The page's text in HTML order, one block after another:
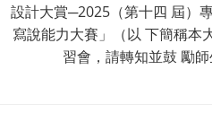
設計大賞─2025（第十四 屆）
寫說能力大賽」（以 下簡稱本
習會，請轉知並鼓 勵